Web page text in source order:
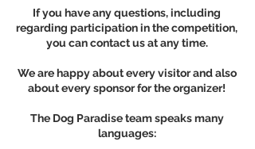
If you have any questions, including
regarding participation in the competition,
you can contact us at any time.
We are happy about every visitor and also
about every sponsor for the organizer!
The Dog Paradise team speaks many
languages: